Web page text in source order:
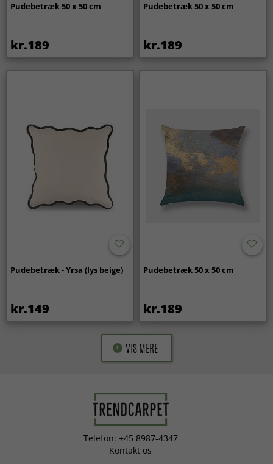
Pudebetræk 50 x 50 cm
kr.189
Pudebetræk 50 x 50 cm
kr.189
Pudebetræk - Yrsa (lys beige)
kr.149
Pudebetræk 50 x 50 cm
kr.189
VIS MERE
Telefon: +45 8987-4347
Kontakt os